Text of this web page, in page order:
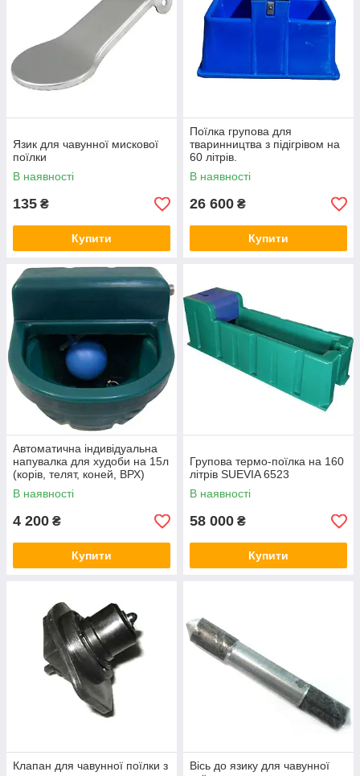
Язик для чавунної мискової
поїлки
В наявності
135 ₴
Купити
Поїлка групова для
тваринництва з підігрівом на
60 літрів.
В наявності
26 600 ₴
Купити
Автоматична індивідуальна
напувалка для худоби на 15л
(корів, телят, коней, ВРХ)
В наявності
4 200 ₴
Купити
Групова термо-поїлка на 160
літрів SUEVIA 6523
В наявності
58 000 ₴
Купити
Клапан для чавунної поїлки з
Вісь до язику для чавунної